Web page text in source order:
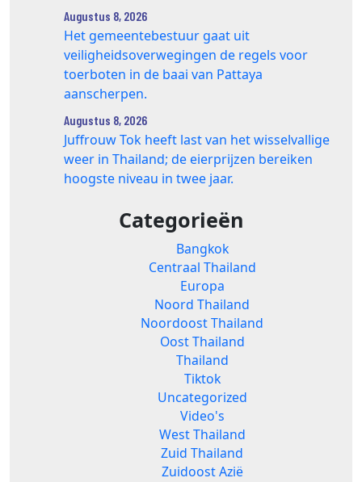
Augustus 8, 2026
Het gemeentebestuur gaat uit
veiligheidsoverwegingen de regels voor
toerboten in de baai van Pattaya
aanscherpen.
Augustus 8, 2026
Juffrouw Tok heeft last van het wisselvallige
weer in Thailand; de eierprijzen bereiken
hoogste niveau in twee jaar.
Categorieën
Bangkok
Centraal Thailand
Europa
Noord Thailand
Noordoost Thailand
Oost Thailand
Thailand
Tiktok
Uncategorized
Video's
West Thailand
Zuid Thailand
Zuidoost Azië